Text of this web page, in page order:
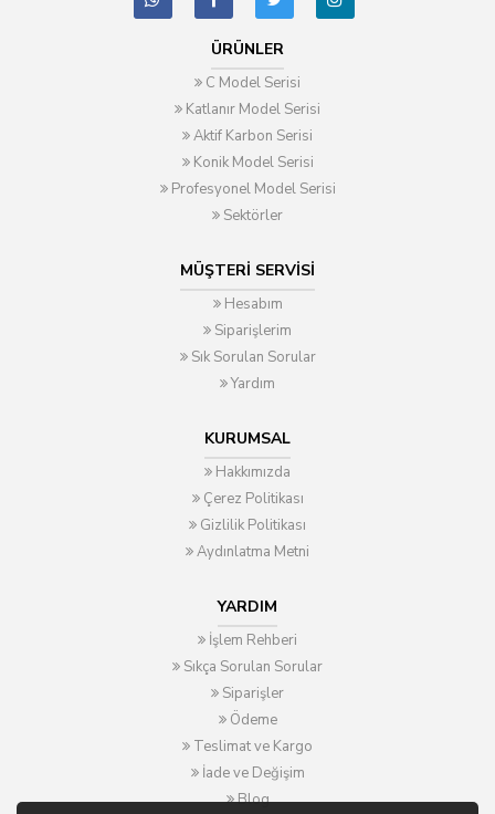
ÜRÜNLER
C Model Serisi
Katlanır Model Serisi
Aktif Karbon Serisi
Konik Model Serisi
Profesyonel Model Serisi
Sektörler
MÜŞTERI SERVISI
Hesabım
Siparişlerim
Sık Sorulan Sorular
Yardım
KURUMSAL
Hakkımızda
Çerez Politikası
Gizlilik Politikası
Aydınlatma Metni
YARDIM
İşlem Rehberi
Sıkça Sorulan Sorular
Siparişler
Ödeme
Teslimat ve Kargo
İade ve Değişim
Blog